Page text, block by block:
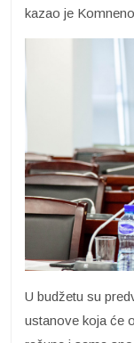
kazao je
U budžetu su
ustanove koja će